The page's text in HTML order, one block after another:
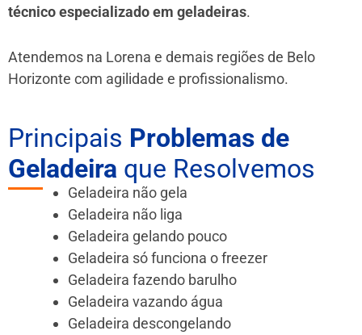
técnico especializado em geladeiras.
Atendemos na Lorena e demais regiões de Belo
Horizonte com agilidade e profissionalismo.
Principais Problemas de
Geladeira que Resolvemos
Geladeira não gela
Geladeira não liga
Geladeira gelando pouco
Geladeira só funciona o freezer
Geladeira fazendo barulho
Geladeira vazando água
Geladeira descongelando